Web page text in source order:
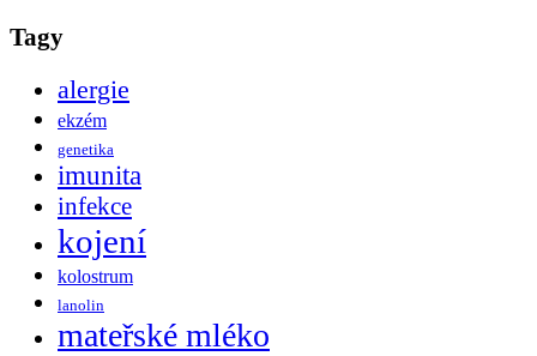
Tagy
alergie
ekzém
genetika
imunita
infekce
kojení
kolostrum
lanolin
mateřské mléko